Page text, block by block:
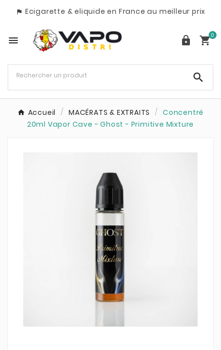
 Ecigarette & eliquide en France au meilleur prix
  0

Accueil MACÉRATS & EXTRAITS
Concentré
20ml Vapor Cave - Ghost - Primitive Mixture